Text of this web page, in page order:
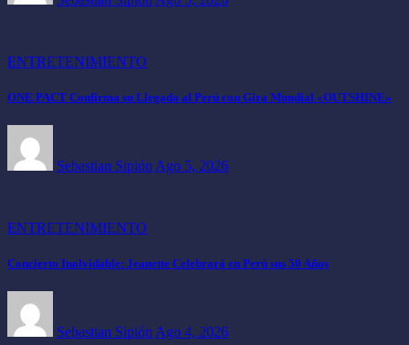
ENTRETENIMIENTO
ONE PACT Confirma su Llegada al Perú con Gira Mundial «OUTSHINE»
Sebastian Sipión Ago 5, 2026
ENTRETENIMIENTO
Concierto Inolvidable: Jeanette Celebrará en Perú sus 50 Años
Sebastian Sipión Ago 4, 2026